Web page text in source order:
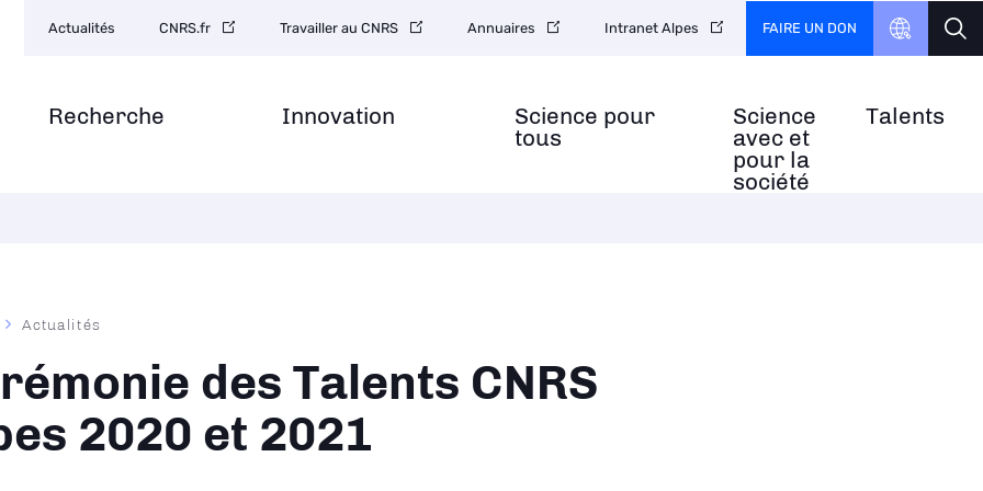
Recherche Innovation
Science pour
tous
Science
avec et
pour la
société
Talents
secondaire
Actualités CNRS.fr Travailler au CNRS Annuaires Intranet Alpes FAIRE UN DON
Actualités
des Talents CNRS
2020 et 2021